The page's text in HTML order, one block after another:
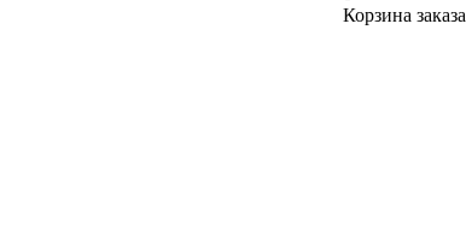
Корзина заказа